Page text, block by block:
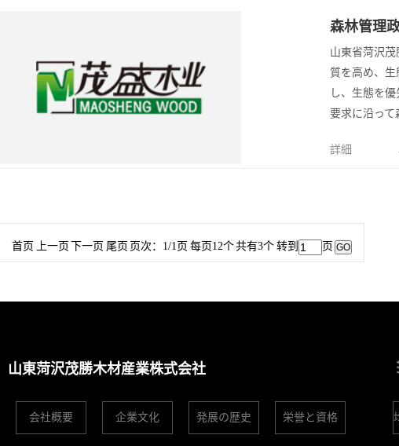
森林管理
山東省菏沢
質を高め、
し、生態を
要求に沿って
詳細
首页 上一页 下一页 尾页 页次：1/1页 每页12个 共有3个 转到 页
山東菏沢茂勝木材産業株式会社
会社概要 企業文化 発展の歴史 栄誉と資格